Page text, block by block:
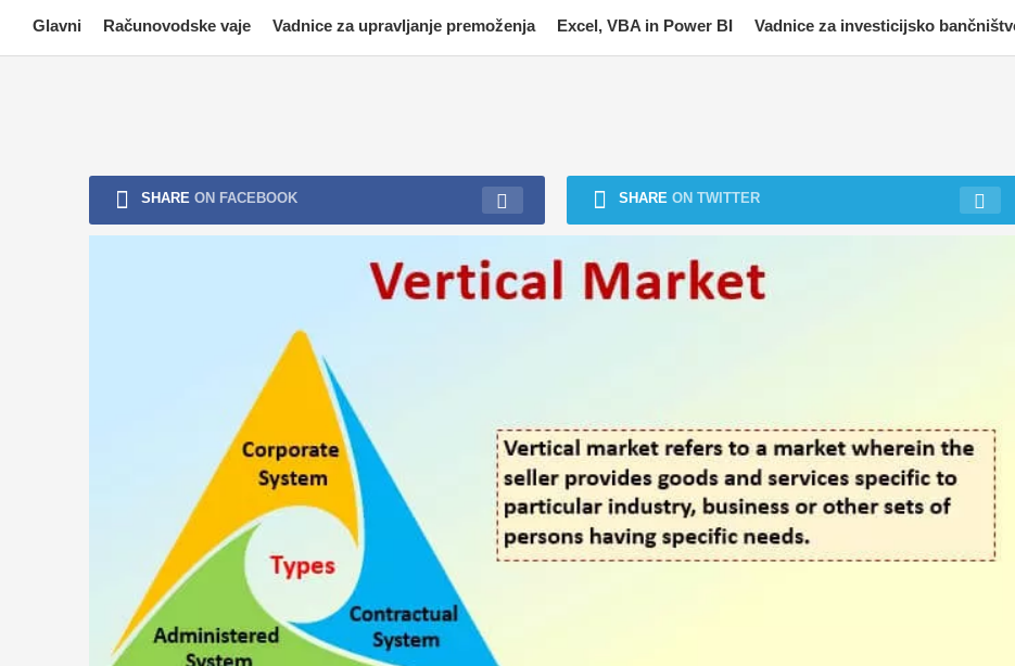
content
Glavni Računovodske vaje Vadnice za upravljanje premoženja Excel, VBA in Power BI Vadnice za investicijsko
SHARE ON FACEBOOK SHARE ON TWITTER